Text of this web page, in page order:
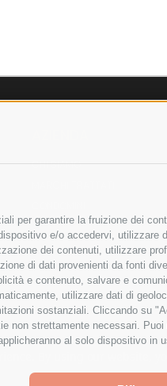
per garantire la fruizione dei
e/o accedervi,
dei contenuti, utilizzare
di dati provenienti da fonti
e contenuto, salvare e
utilizzare dati di
sostanziali. Cliccando su
strettamente necessari.
al solo dispositivo in
CHI SIAMO
Bonifico